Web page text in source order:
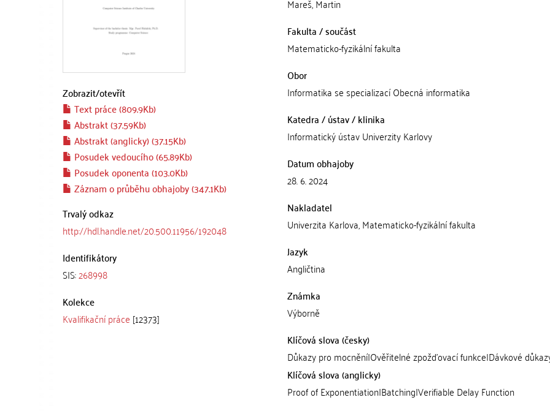
Zobrazit/otevřít
Text práce (809.9Kb)
Abstrakt (37.59Kb)
Abstrakt (anglicky) (37.15Kb)
Posudek vedoucího (65.89Kb)
Posudek oponenta (103.0Kb)
Záznam o průběhu obhajoby (347.1Kb)
Trvalý odkaz
http://hdl.handle.net/20.500.11956/192048
Identifikátory
SIS:268998
Kolekce
Kvalifikační práce [12373]
Mareš, Martin
Fakulta / součást
Matematicko-fyzikální fakulta
Obor
Informatika se specializací Obecná informatika
Katedra / ústav / klinika
Informatický ústav Univerzity Karlovy
Datum obhajoby
28. 6. 2024
Nakladatel
Univerzita Karlova, Matematicko-fyzikální fakulta
Jazyk
Angličtina
Známka
Výborně
Klíčová slova (česky)
Důkazy pro mocnění|Ověřitelné zpožďovací funkce|Dávkové
Klíčová slova (anglicky)
Proof of Exponentiation|Batching|Verifiable Delay Function